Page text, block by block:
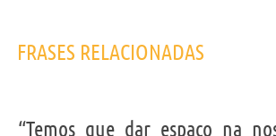
FRASES RELACIONADAS
“Temos que dar espaço na